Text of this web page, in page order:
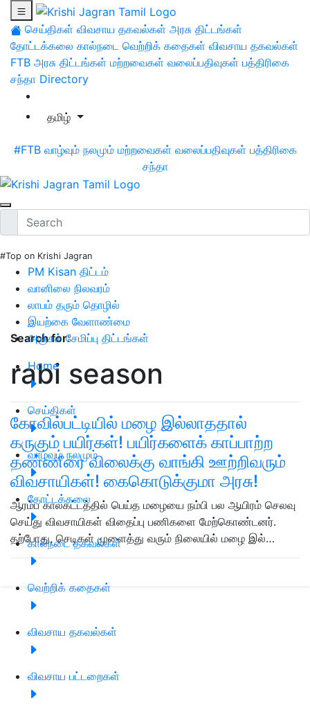
செய்திகள் விவசாய தகவல்கள் அரசு திட்டங்கள்
தோட்டக்கலை கால்நடை வெற்றிக் கதைகள் விவசாய தகவல்கள்
FTB அரசு திட்டங்கள் மற்றவைகள் வலைப்பதிவுகள் பத்திரிகை
சந்தா Directory
தமிழ்
#FTB வாழ்வும் நலமும் மற்றவைகள் வலைப்பதிவுகள் பத்திரிகை
சந்தா
#Top on Krishi Jagran
PM Kisan திட்டம்
வானிலை நிலவரம்
லாபம் தரும் தொழில்
இயற்கை வேளாண்மை
அஞ்சல் சேமிப்பு திட்டங்கள்
Home
செய்திகள்
வாழ்வும் நலமும்
தோட்டக்கலை
கால்நடை தகவல்கள்
வெற்றிக் கதைகள்
விவசாய தகவல்கள்
விவசாய பட்டறைகள்
Search for:
rabi season
கோவில்பட்டியில் மழை இல்லாததால்
கருகும் பயிர்கள்! பயிர்களைக் காப்பாற்ற
தண்ணீரை விலைக்கு வாங்கி ஊற்றிவரும்
விவசாயிகள்! கைகொடுக்குமா அரசு!
ஆரம்ப காலகட்டத்தில் பெய்த மழையை நம்பி பல ஆயிரம் செலவு
செய்து விவசாயிகள் விதைப்பு பணிகளை மேற்கொண்டனர்.
தற்போது, செடிகள் முளைத்து வரும் நிலையில் மழை இல்…